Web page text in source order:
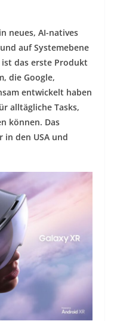
neues, AI-natives
auf Systemebene
das erste Produkt
die Google,
entwickelt haben
alltägliche Tasks,
können. Das
in den USA und